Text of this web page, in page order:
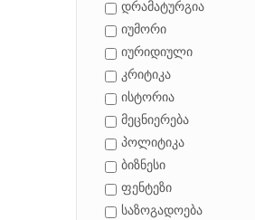
დრამატურგია
იუმორი
იურიდიული
კრიტიკა
ისტორია
მეცნიერება
პოლიტიკა
ბიზნესი
ფენტეზი
საზოგადოება